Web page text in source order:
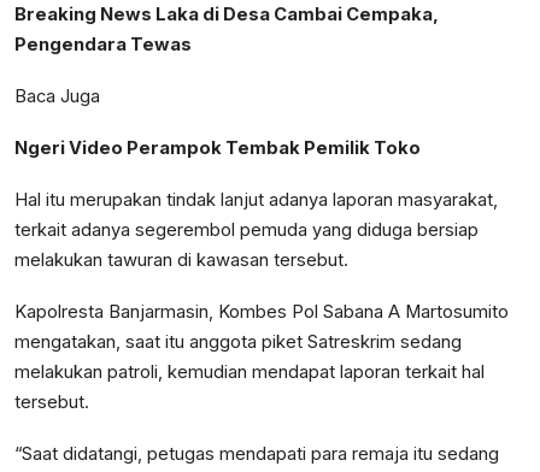
Breaking News Laka di Desa Cambai Cempaka,
Pengendara Tewas
Baca Juga
Ngeri Video Perampok Tembak Pemilik Toko
Hal itu merupakan tindak lanjut adanya laporan masyarakat,
terkait adanya segerembol pemuda yang diduga bersiap
melakukan tawuran di kawasan tersebut.
Kapolresta Banjarmasin, Kombes Pol Sabana A Martosumito
mengatakan, saat itu anggota piket Satreskrim sedang
melakukan patroli, kemudian mendapat laporan terkait hal
tersebut.
“Saat didatangi, petugas mendapati para remaja itu sedang